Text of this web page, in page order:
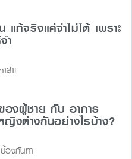
ท้จริงแค่จำไม่ได้ เพราะ
ำ
สาเ
องผู้ชาย กับ อาการ
งต่างกันอย่างไรบ้าง?
องกันทา